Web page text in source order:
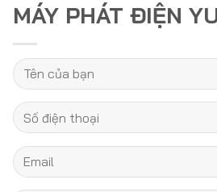
MÁY PHÁT ĐIỆN